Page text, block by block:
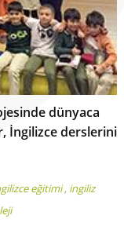
dünyaca
İngilizce derslerini
eğitimi, ingiliz